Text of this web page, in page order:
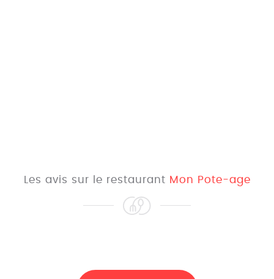
Les avis sur le restaurant Mon Pote-age